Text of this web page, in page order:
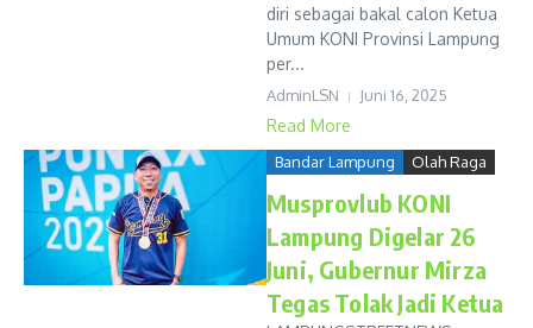
diri sebagai bakal calon Ketua
Umum KONI Provinsi Lampung
per...
AdminLSN Juni 16, 2025
Read More
Bandar Lampung Olah Raga
Musprovlub KONI
Lampung Digelar 26
Juni, Gubernur Mirza
Tegas Tolak Jadi Ketua